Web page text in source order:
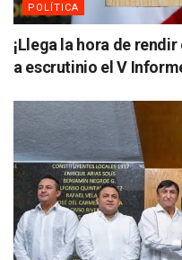
POLÍTICA
¡Llega la hora de
a escrutinio el V